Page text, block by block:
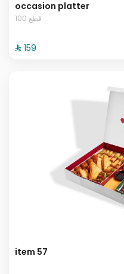
occasion platter
100 قطع
⁨⁦‪‬ 159⁩
item 57